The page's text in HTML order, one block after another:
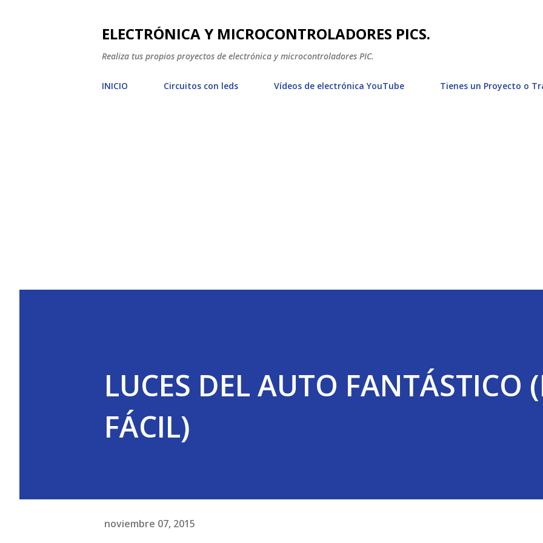
ELECTRÓNICA Y MICROCONTROLADORES PICS.
Realiza tus propios proyectos de electrónica y microcontroladores PIC.
INICIO Circuitos con leds Vídeos de electrónica YouTube Tienes un Proyecto o
LUCES DEL AUTO FANTÁSTICO
FÁCIL)
noviembre 07, 2015